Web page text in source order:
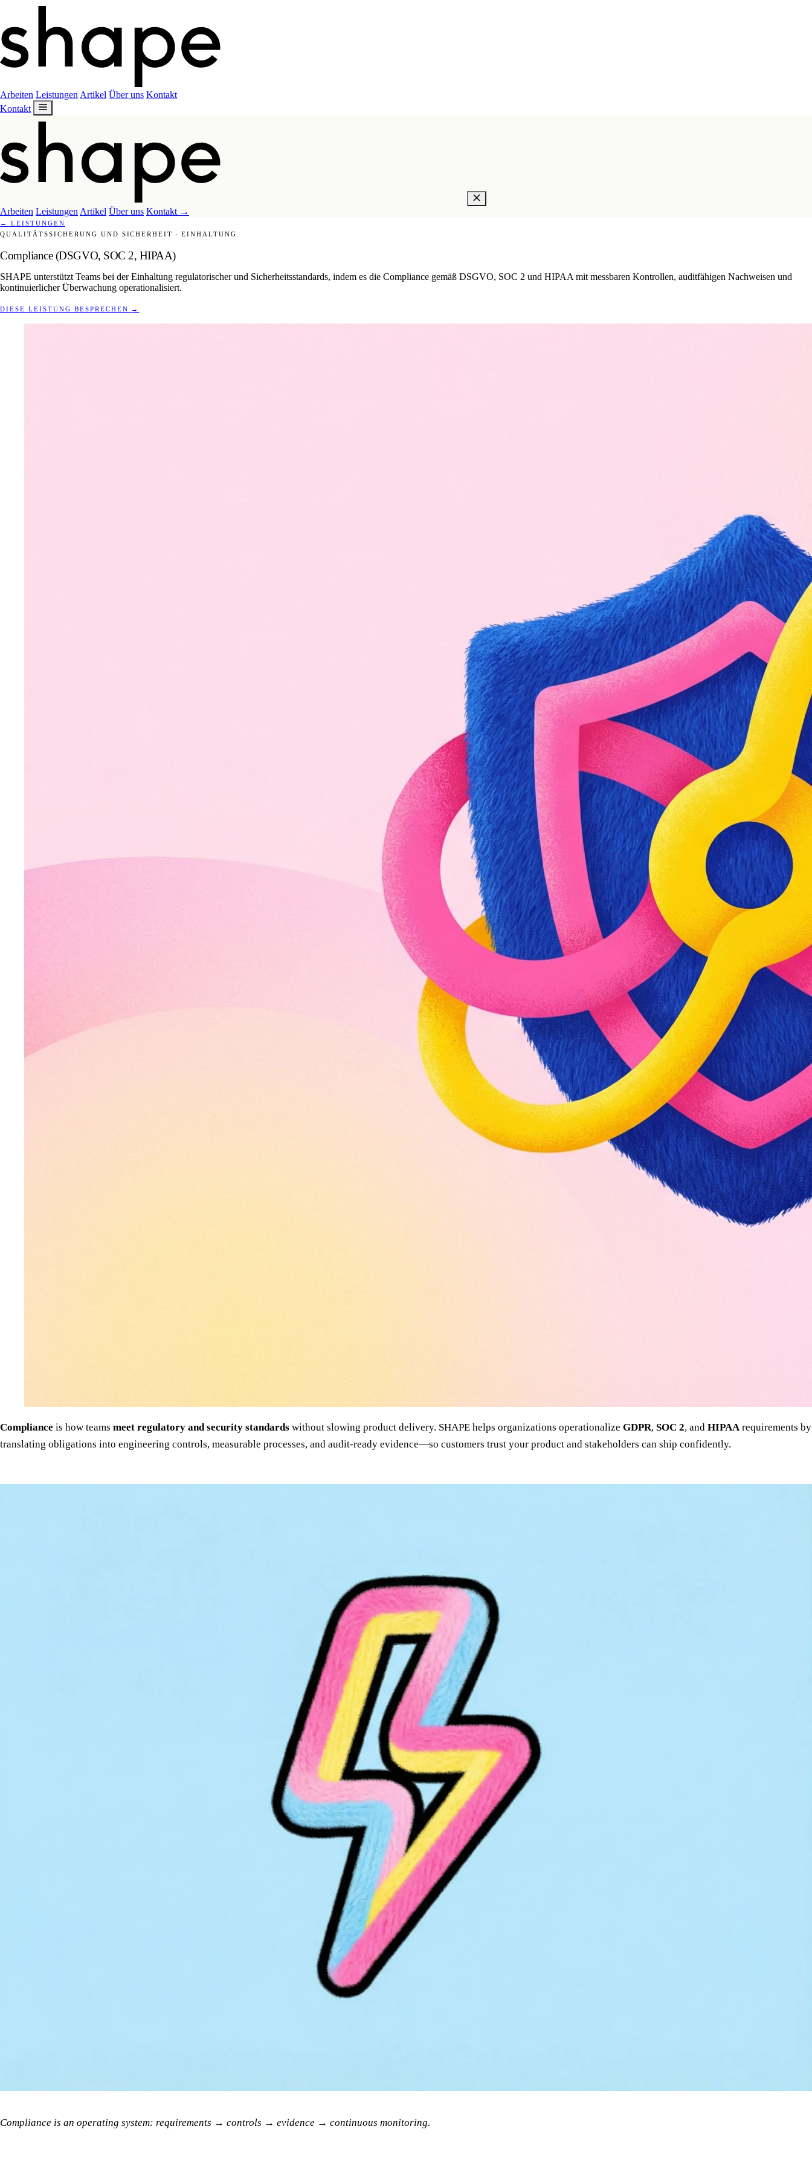
Arbeiten Leistungen Artikel Über uns Kontakt
Kontakt
Arbeiten Leistungen Artikel Über uns Kontakt →
←
LEISTUNGEN
QUALITÄTSSICHERUNG UND SICHERHEIT · EINHALTUNG
Compliance (DSGVO, SOC 2, HIPAA)
SHAPE unterstützt Teams bei der Einhaltung regulatorischer und Sicherheitsstandards, indem es die Compliance gemäß DSGVO, SOC 2 und HIPAA mit messbaren Kontrollen, auditfähigen Nachweisen und
kontinuierlicher Überwachung operationalisiert.
DIESE LEISTUNG BESPRECHEN →
Compliance is how teams meet regulatory and security standards without slowing product delivery. SHAPE helps organizations operationalize GDPR, SOC 2, and HIPAArequirements by
translating obligations into engineering controls, measurable processes, and audit-ready evidence—so customers trust your product and stakeholders can ship confidently.
Compliance is an operating system: requirements → controls → evidence → continuous monitoring.